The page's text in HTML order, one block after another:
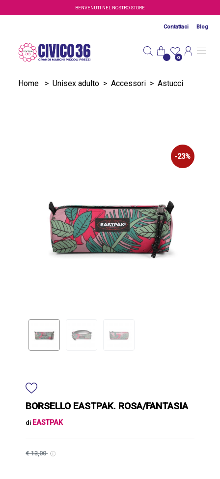
Salta al contenuto principaleBENVENUTI NEL NOSTRO STORE
Contattaci Blog
0
Home > Unisex adulto > Accessori > Astucci
-23%
BORSELLO EASTPAK. ROSA/FANTASIA
di EASTPAK
€ 13,00